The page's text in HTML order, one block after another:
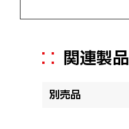
関連製品
別売品